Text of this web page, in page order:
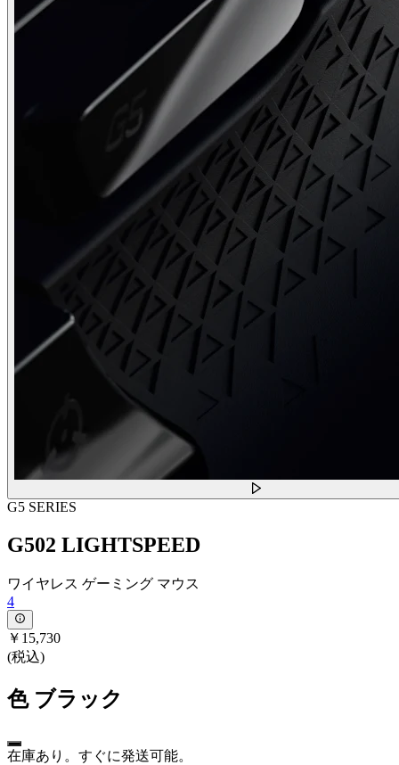
G5 SERIES
G502 LIGHTSPEED
ワイヤレス ゲーミング マウス
4
￥15,730
(税込)
色 ブラック
在庫あり。すぐに発送可能。